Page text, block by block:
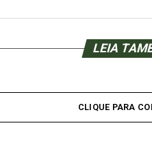
LEIA
CLIQUE PARA